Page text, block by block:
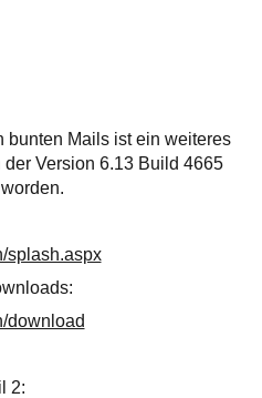
bunten Mails ist ein weiteres
Version 6.13 Build 4665
splash.aspx
download
2: